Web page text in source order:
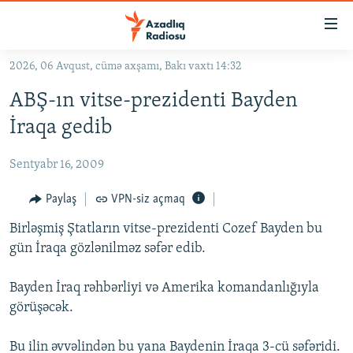
Əsas
qayıt
Əsas
naviqasiyaya
qayıt
#İZAHLA
KORRUPSIOMETR
#ƏSLINDƏ
FƏRQƏ BAX
QANUNI DOĞRU
ARAŞDIRMA
MULTIMEDIA
VIDEO
FOTOQALEREYA
RADIO ARXIV
OXU ZALI
HAQQIMIZDA
2026, 06 Avqust, cümə axşamı, Bakı vaxtı 14:32
ABŞ-ın vitse-prezidenti Bayden
İraqa gedib
Sentyabr 16, 2009
Paylaş VPN-siz açmaq
Birləşmiş Ştatların vitse-prezidenti Cozef Bayden bu
gün İraqa gözlənilməz səfər edib.
Bayden İraq rəhbərliyi və Amerika komandanlığıyla
görüşəcək.
Bu ilin əvvəlindən bu yana Baydenin İraqa 3-cü səfəridi.